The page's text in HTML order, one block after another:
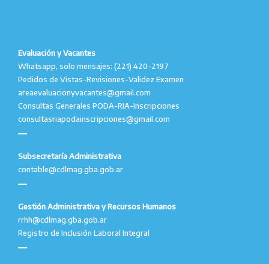
Evaluación y Vacantes
Whatsapp, solo mensajes: (221) 420-2197
Pedidos de Vistas-Revisiones-Validez Examen
areaevaluacionyvacantes@gmail.com
Consultas Generales PODA-RIA-Inscripciones
consultasriapodainscripciones@gmail.com
Subsecretaría Administrativa
contable@cdlmag.gba.gob.ar
Gestión Administrativa y Recursos Humanos
rrhh@cdlmag.gba.gob.ar
Registro de Inclusión Laboral Integral